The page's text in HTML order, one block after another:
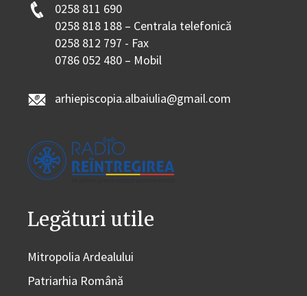
0258 811 690
0258 818 188 – Centrala telefonică
0258 812 797 - Fax
0786 052 480 – Mobil
arhiepiscopia.albaiulia@gmail.com
Legături utile
Mitropolia Ardealului
Patriarhia Română